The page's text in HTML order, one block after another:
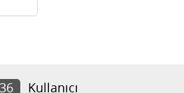
Kullanıcı